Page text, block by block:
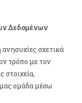
Δεδομένων
σχετικά
τρόπο με τον
στοιχεία,
ομάδα μέσω